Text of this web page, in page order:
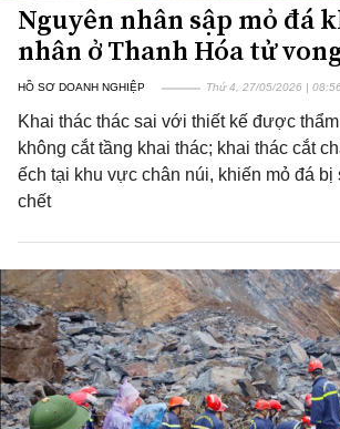
Nguyên nhân sập mỏ đá
nhân ở Thanh Hóa tử
HỒ SƠ DOANH NGHIỆP Thứ 4, 27/05/2026 | 08:56
Khai thác thác sai với thiết kế được
không cắt tầng khai thác; khai thác cắt
ếch tại khu vực chân núi, khiến mỏ đá
chết